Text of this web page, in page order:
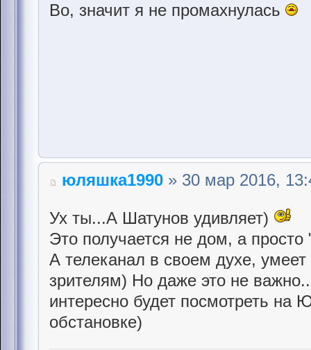
Во, значит я не промахнулась
юляшка1990 » 30 мар 2016,
Ух ты...А Шатунов удивляет)
Это получается не дом, а просто
А телеканал в своем духе, умеет
зрителям) Но даже это не
интересно будет посмотреть на
обстановке)